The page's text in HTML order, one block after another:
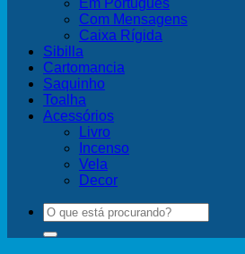
Em Português
Com Mensagens
Caixa Rígida
Sibilla
Cartomancia
Saquinho
Toalha
Acessórios
Livro
Incenso
Vela
Decor
Pesquisar
por: